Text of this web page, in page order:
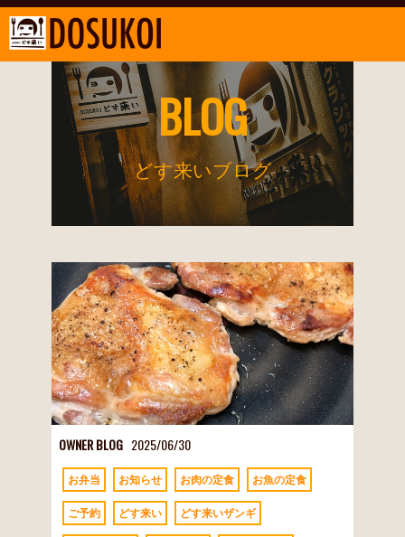
BLOG
どす来いブログ
OWNER BLOG 2025/06/30
お弁当 お知らせ お肉の定食 お魚の定食
ご予約 どす来い どす来いザンギ